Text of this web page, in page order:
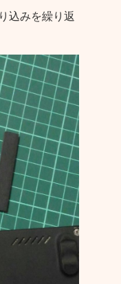
込みを繰り返